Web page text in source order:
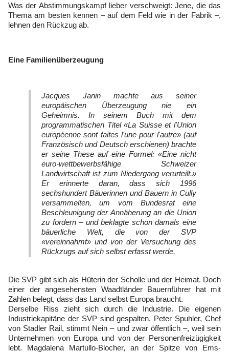
Was der Abstimmungskampf lieber verschweigt: Jene, die das
Thema am besten kennen – auf dem Feld wie in der Fabrik –,
lehnen den Rückzug ab.
Eine Familienüberzeugung
Jacques Janin machte aus seiner
europäischen Überzeugung nie ein
Geheimnis. In seinem Buch mit dem
programmatischen Titel«La Suisse et l'Union
européenne sont faites l'une pour l'autre»(auf
Französisch und Deutsch erschienen) brachte
er seine These auf eine Formel: «Eine nicht
euro-wettbewerbsfähige Schweizer
Landwirtschaft ist zum Niedergang verurteilt.»
Er erinnerte daran, dass sich 1996
sechshundert Bäuerinnen und Bauern in Cully
versammelten, um vom Bundesrat eine
Beschleunigung der Annäherung an die Union
zu fordern – und beklagte schon damals eine
bäuerliche Welt, die von der SVP
«vereinnahmt» und von der Versuchung des
Rückzugs auf sich selbst erfasst werde.
Die SVP gibt sich als Hüterin der Scholle und der Heimat. Doch
einer der angesehensten Waadtländer Bauernführer hat mit
Zahlen belegt, dass das Land selbst Europa braucht.
Derselbe Riss zieht sich durch die Industrie. Die eigenen
Industriekapitäne der SVP sind gespalten. Peter Spuhler, Chef
von Stadler Rail, stimmt Nein – und zwar öffentlich –, weil sein
Unternehmen von Europa und von der Personenfreizügigkeit
lebt. Magdalena Martullo-Blocher, an der Spitze von Ems-